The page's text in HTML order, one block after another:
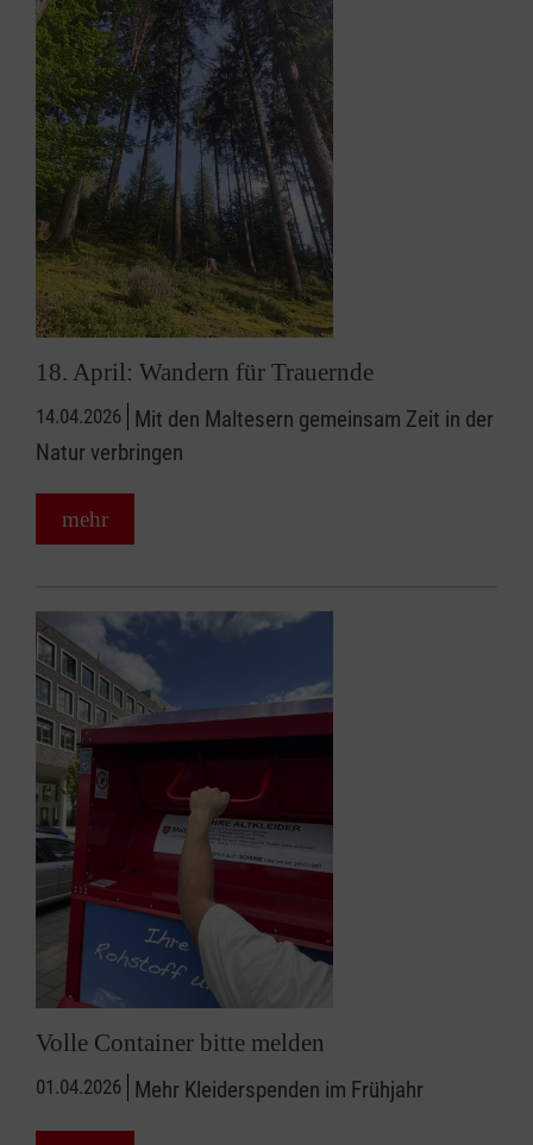
18. April: Wandern für Trauernde
14.04.2026 Mit den Maltesern gemeinsam Zeit in der
Natur verbringen
mehr
Volle Container bitte melden
01.04.2026 Mehr Kleiderspenden im Frühjahr